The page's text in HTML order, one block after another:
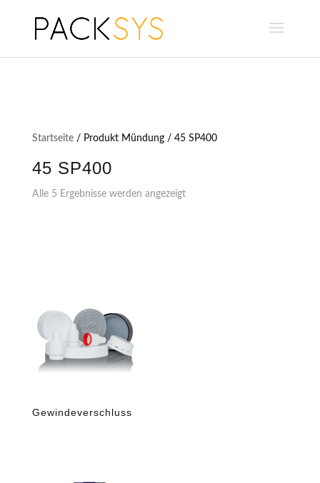
Startseite/ Produkt Mündung / 45 SP400
45 SP400
Alle 5 Ergebnisse werden angezeigt
Gewindeverschluss